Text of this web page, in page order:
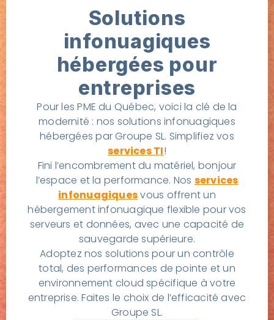
Solutions
infonuagiques
hébergées pour
entreprises
Pour les PME du Québec, voici la clé de la
modernité : nos solutions infonuagiques
hébergées par Groupe SL. Simplifiez vos
services TI!
Fini l’encombrement du matériel, bonjour
l’espace et la performance. Nos services
infonuagiquesvous offrent un
hébergement infonuagique flexible pour vos
serveurs et données, avec une capacité de
sauvegarde supérieure.
Adoptez nos solutions pour un contrôle
total, des performances de pointe et un
environnement cloud spécifique à votre
entreprise. Faites le choix de l’efficacité avec
Groupe SL.